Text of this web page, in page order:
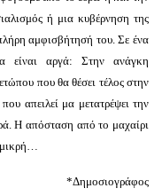
ή μια κυβέρνηση της
αμφισβήτησή του. Σε ένα
είναι αργά: Στην ανάγκη
που θα θέσει τέλος στην
απειλεί μα μετατρέψει την
Η απόσταση από το μαχαίρι
*Δημοσιογράφος